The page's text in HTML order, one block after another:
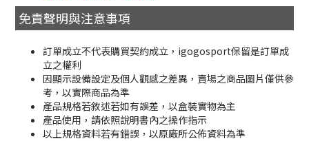
免責聲明與注意事項
訂單成立不代表購買契約成立，igogosport保留是訂單成
立之權利
因顯示設備設定及個人觀感之差異，賣場之商品圖片僅供參
考，以實際商品為準
產品規格若敘述若如有誤差，以盒裝實物為主
產品使用，請依照說明書內之操作指示
以上規格資料若有錯誤，以原廠所公佈資料為準